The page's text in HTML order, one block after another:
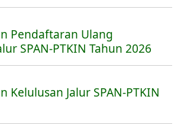
Pendaftaran Ulang
SPAN-PTKIN Tahun 2026
Kelulusan Jalur SPAN-PTKIN